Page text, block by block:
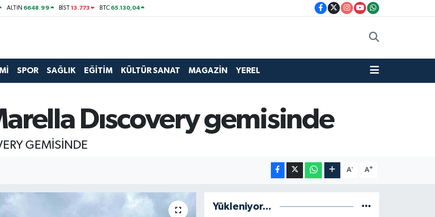
ALTIN 6648.99 BİST13.773 BTC 65.130,04
SPOR SAĞLIK EĞİTİM KÜLTÜR SANAT MAGAZİN YEREL
Dıscovery gemisinde
GEMİSİNDE
A- A+
Yükleniyor...